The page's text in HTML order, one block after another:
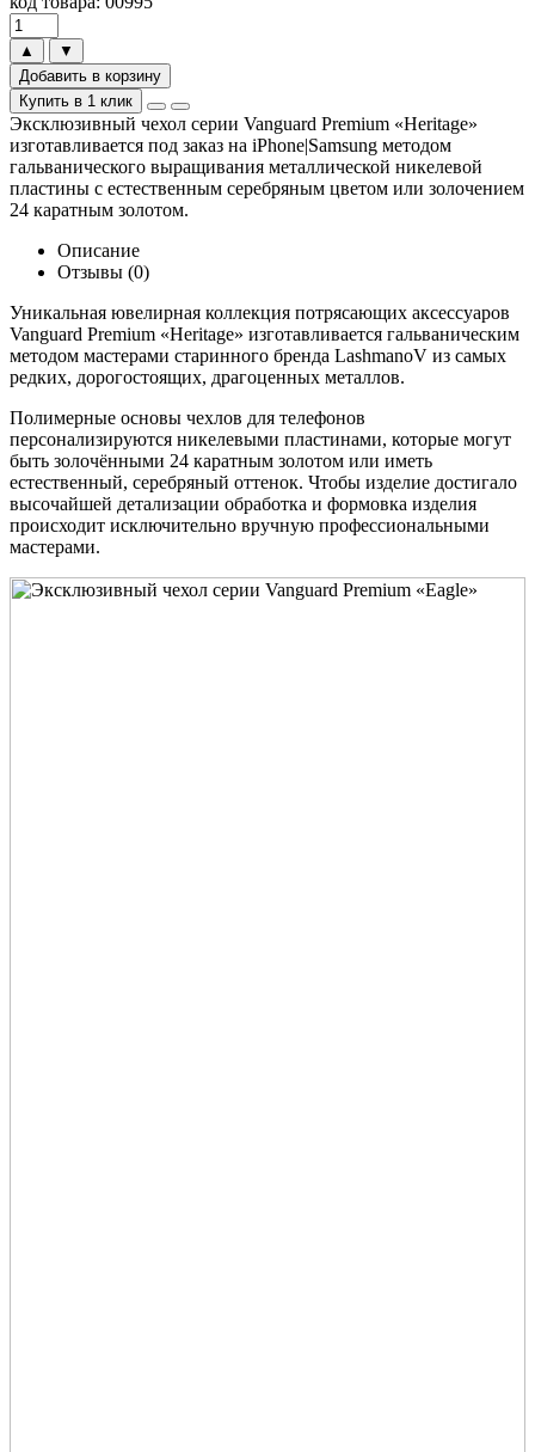
▲
▼
Добавить в корзину
Купить в 1 клик
Эксклюзивный чехол серии Vanguard Premium «Heritage»
изготавливается под заказ на iPhone|Samsung методом
гальванического выращивания металлической никелевой
пластины с естественным серебряным цветом или золочением
24 каратным золотом.
Описание
Отзывы (0)
Уникальная ювелирная коллекция потрясающих аксессуаров
Vanguard Premium «Heritage» изготавливается гальваническим
методом мастерами старинного бренда LashmanoV из самых
редких, дорогостоящих, драгоценных металлов.
Полимерные основы чехлов для телефонов
персонализируются никелевыми пластинами, которые могут
быть золочёнными 24 каратным золотом или иметь
естественный, серебряный оттенок. Чтобы изделие достигало
высочайшей детализации обработка и формовка изделия
происходит исключительно вручную профессиональными
мастерами.